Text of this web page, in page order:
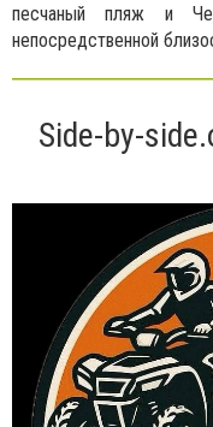
песчаный пляж и
непосредственной
Side-by-